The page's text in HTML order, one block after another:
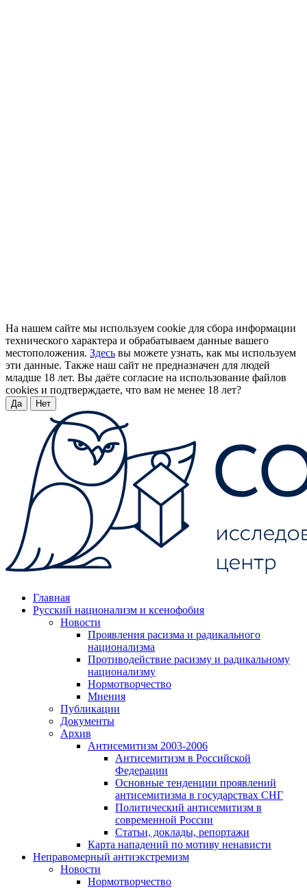
На нашем сайте мы используем cookie для сбора информации
технического характера и обрабатываем данные вашего
местоположения. Здесь вы можете узнать, как мы используем
эти данные. Также наш сайт не предназначен для людей
младше 18 лет. Вы даёте согласие на использование файлов
cookies и подтверждаете, что вам не менее 18 лет?
Да Нет
Главная
Русский национализм и ксенофобия
Новости
Проявления расизма и радикального
национализма
Противодействие расизму и радикальному
национализму
Нормотворчество
Мнения
Публикации
Документы
Архив
Антисемитизм 2003-2006
Антисемитизм в Российской
Федерации
Основные тенденции проявлений
антисемитизма в государствах СНГ
Политический антисемитизм в
современной России
Статьи, доклады, репортажи
Карта нападений по мотиву ненависти
Неправомерный антиэкстремизм
Новости
Нормотворчество